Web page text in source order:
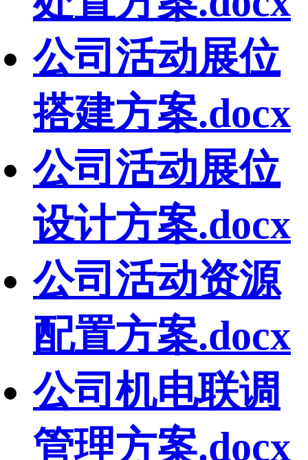
公司活动展位
搭建方案.docx
公司活动展位
设计方案.docx
公司活动资源
配置方案.docx
公司机电联调
管理方案.docx